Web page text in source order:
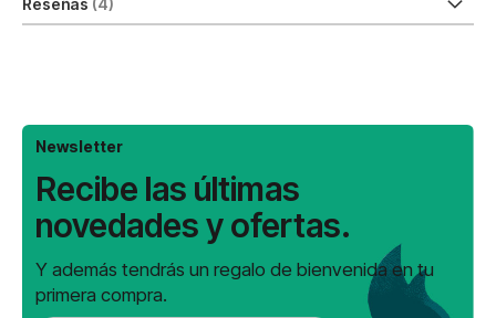
Reseñas 4
Newsletter
Recibe las últimas
novedades y ofertas.
Y además tendrás un regalo de bienvenida en tu
primera compra.